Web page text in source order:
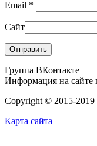
Email *
Сайт
Группа ВКонтакте
Информация на сайте
Copyright © 2015-2019
Карта сайта